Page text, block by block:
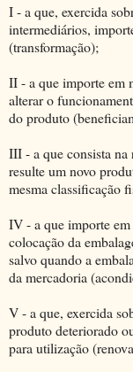
I - a que, exercida
intermediários,
(transformação);
II - a que importe em
alterar o
do produto
III - a que consista na
resulte um novo
mesma classificação
IV - a que importe em
colocação da
salvo quando a
da mercadoria
V - a que, exercida
produto deteriorado
para utilização